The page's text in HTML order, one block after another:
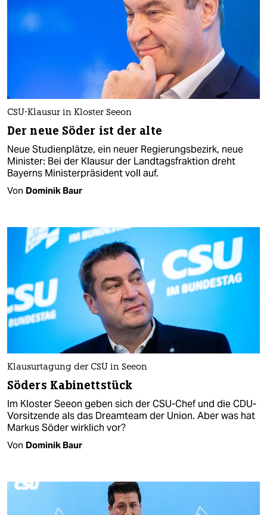
CSU-Klausur in Kloster Seeon
Der neue Söder ist der alte
Neue Studienplätze, ein neuer Regierungsbezirk, neue
Minister: Bei der Klausur der Landtagsfraktion dreht
Bayerns Ministerpräsident voll auf.
Von Dominik Baur
Klausurtagung der CSU in Seeon
Söders Kabinettstück
Im Kloster Seeon geben sich der CSU-Chef und die CDU-
Vorsitzende als das Dreamteam der Union. Aber was hat
Markus Söder wirklich vor?
Von Dominik Baur